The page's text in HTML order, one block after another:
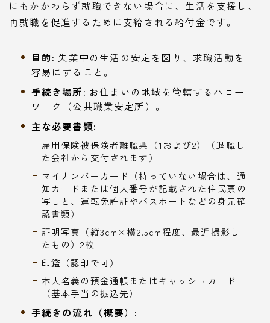
にもかかわらず就職できない場合に、生活を支援し、
再就職を促進するために支給される給付金です。
目的: 失業中の生活の安定を図り、求職活動を
容易にすること。
手続き場所: お住まいの地域を管轄するハロー
ワーク（公共職業安定所）。
主な必要書類:
雇用保険被保険者離職票（1および2）（退職し
た会社から交付されます）
マイナンバーカード（持っていない場合は、通
知カードまたは個人番号が記載された住民票の
写しと、運転免許証やパスポートなどの身元確
認書類）
証明写真（縦3cm×横2.5cm程度、最近撮影し
たもの）2枚
印鑑（認印で可）
本人名義の預金通帳またはキャッシュカード
（基本手当の振込先）
手続きの流れ（概要）: